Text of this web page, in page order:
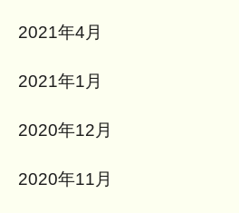
2021年4月
2021年1月
2020年12月
2020年11月